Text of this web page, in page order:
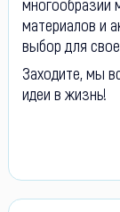
материалов и
выбор для
Заходите, мы
идеи в жизнь!